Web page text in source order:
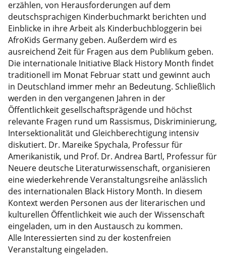
erzählen, von Herausforderungen auf dem
deutschsprachigen Kinderbuchmarkt berichten und
Einblicke in ihre Arbeit als Kinderbuchbloggerin bei
AfroKids Germany geben. Außerdem wird es
ausreichend Zeit für Fragen aus dem Publikum geben.
Die internationale Initiative Black History Month findet
traditionell im Monat Februar statt und gewinnt auch
in Deutschland immer mehr an Bedeutung. Schließlich
werden in den vergangenen Jahren in der
Öffentlichkeit gesellschaftsprägende und höchst
relevante Fragen rund um Rassismus, Diskriminierung,
Intersektionalität und Gleichberechtigung intensiv
diskutiert. Dr. Mareike Spychala, Professur für
Amerikanistik, und Prof. Dr. Andrea Bartl, Professur für
Neuere deutsche Literaturwissenschaft, organisieren
eine wiederkehrende Veranstaltungsreihe anlässlich
des internationalen Black History Month. In diesem
Kontext werden Personen aus der literarischen und
kulturellen Öffentlichkeit wie auch der Wissenschaft
eingeladen, um in den Austausch zu kommen.
Alle Interessierten sind zu der kostenfreien
Veranstaltung eingeladen.